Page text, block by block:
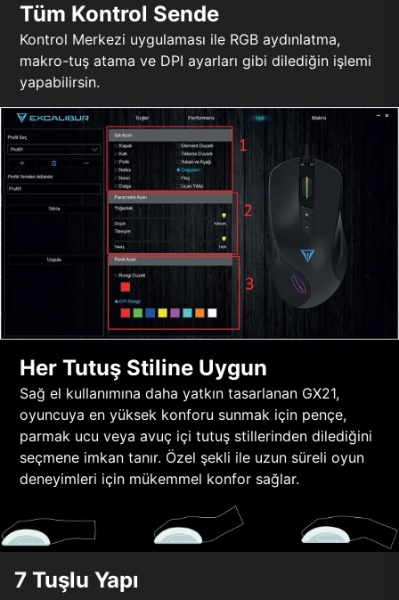
Tüm Kontrol Sende
Kontrol Merkezi uygulaması ile RGB aydınlatma,
makro-tuş atama ve DPI ayarları gibi dilediğin işlemi
yapabilirsin.
Her Tutuş Stiline Uygun
Sağ el kullanımına daha yatkın tasarlanan GX21,
oyuncuya en yüksek konforu sunmak için pençe,
parmak ucu veya avuç içi tutuş stillerinden dilediğini
seçmene imkan tanır. Özel şekli ile uzun süreli oyun
deneyimleri için mükemmel konfor sağlar.
7 Tuşlu Yapı